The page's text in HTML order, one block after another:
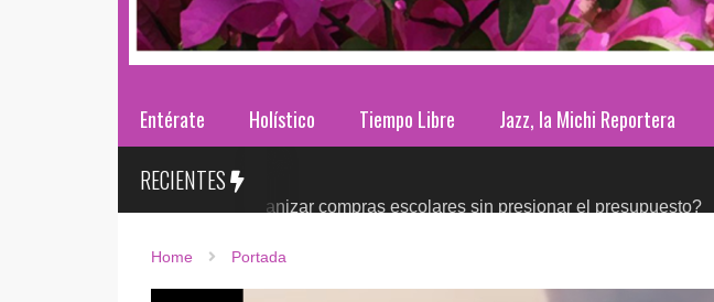
Entérate Holístico Tiempo Libre Jazz, la Michi Reportera
RECIENTES
2026: ¿cómo organizar compras escolares sin presionar el presupuesto? CDMX
Home Portada